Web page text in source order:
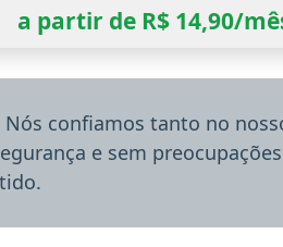
a partir de R$ 14,90/
Nós confiamos tanto no
e sem